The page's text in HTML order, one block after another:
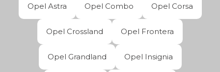
Opel Astra Opel Combo Opel Corsa
Opel Crossland Opel Frontera
Opel Grandland Opel Insignia